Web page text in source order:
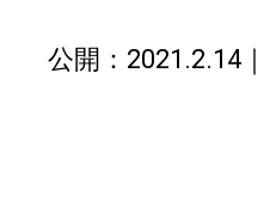
公開：2021.2.14